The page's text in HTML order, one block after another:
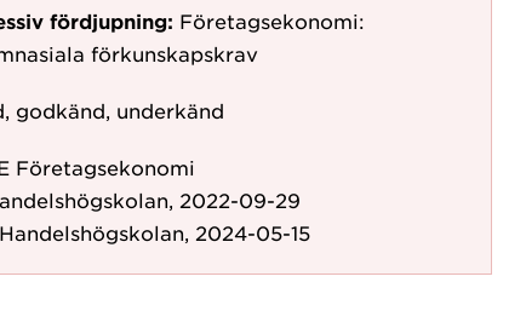
fördjupning: Företagsekonomi:
förkunskapskrav
godkänd, underkänd
Företagsekonomi
2022-09-29
2024-05-15